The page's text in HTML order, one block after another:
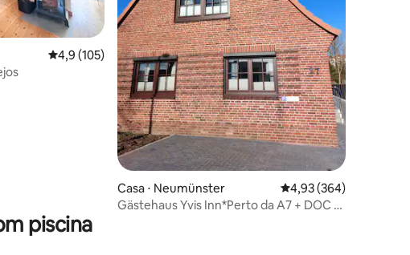
avaliações4,9 de uma avaliação média de 5, 105 avaliações
4,9 (105)
Casa ⋅ Neumünster 4,93 de uma avaliação
4,93 (364)
Gästehaus Yvis Inn*Perto da A7 + DOC &
piscina